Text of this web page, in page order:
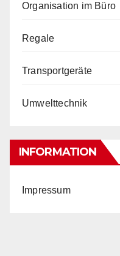
Organisation im Büro
Regale
Transportgeräte
Umwelttechnik
INFORMATION
Impressum